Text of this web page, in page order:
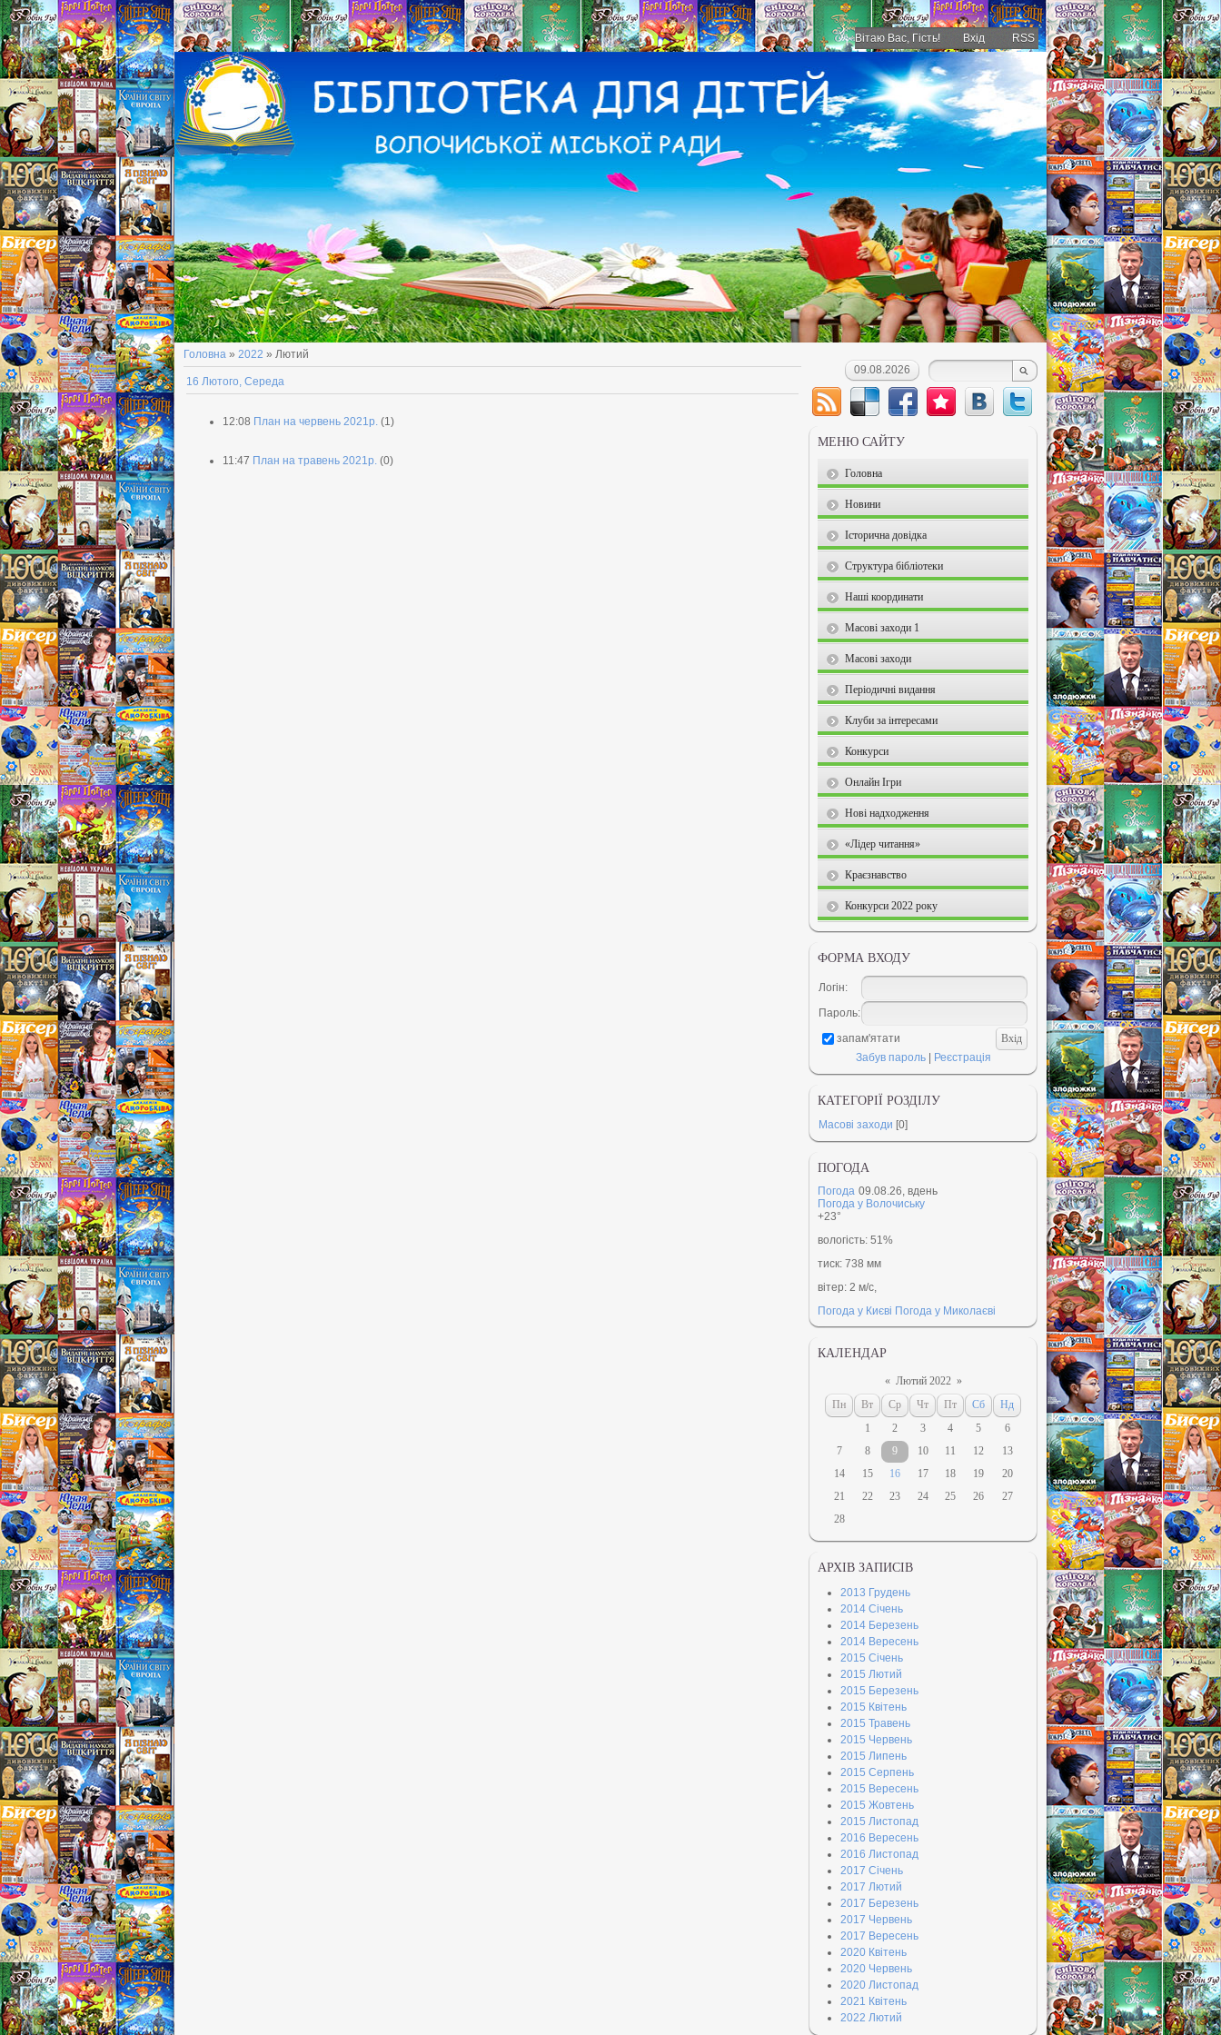
Вітаю Вас, Гість! Вхід RSS
09.08.2026
Головна » 2022 » Лютий
16 Лютого, Середа
12:08 План на червень 2021р. (1)
11:47 План на травень 2021р. (0)
МЕНЮ САЙТУ
Головна
Новини
Історична довідка
Структура бібліотеки
Наші координати
Масові заходи 1
Масові заходи
Періодичні видання
Клуби за інтересами
Конкурси
Онлайн Ігри
Нові надходження
«Лідер читання»
Краєзнавство
Конкурси 2022 року
ФОРМА ВХОДУ
Логін:
Пароль:
запам'ятати
Забув пароль| Реєстрація
КАТЕГОРІЇ РОЗДІЛУ
Масові заходи [0]
ПОГОДА
Погода 09.08.26, вдень
Погода у Волочиську
+23°
вологість: 51%
тиск: 738 мм
вітер: 2 м/с,
Погода у Києві Погода у Миколаєві
КАЛЕНДАР
« Лютий 2022 »
Пн
Вт Ср Чт Пт Сб
Нд
1
2 3 4 5
6
7
8 9 10 11 12
13
14
15 16 17 18 19
20
21
22 23 24 25 26
27
28
АРХІВ ЗАПИСІВ
2013 Грудень
2014 Січень
2014 Березень
2014 Вересень
2015 Січень
2015 Лютий
2015 Березень
2015 Квітень
2015 Травень
2015 Червень
2015 Липень
2015 Серпень
2015 Вересень
2015 Жовтень
2015 Листопад
2016 Вересень
2016 Листопад
2017 Січень
2017 Лютий
2017 Березень
2017 Червень
2017 Вересень
2020 Квітень
2020 Червень
2020 Листопад
2021 Квітень
2022 Лютий